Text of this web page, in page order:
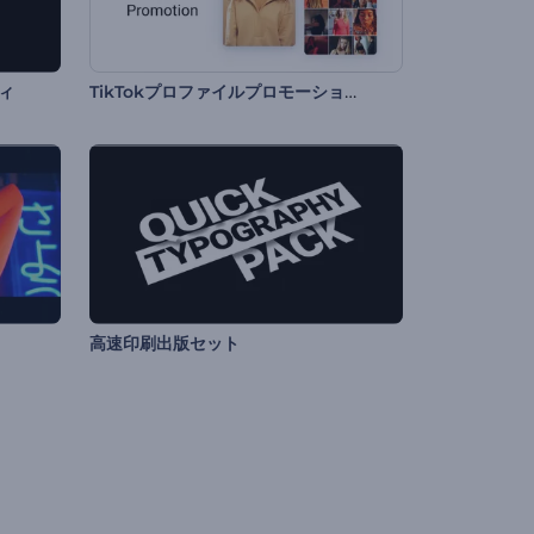
TikTokプロファイルプロモーションビデオ
高速印刷出版セット